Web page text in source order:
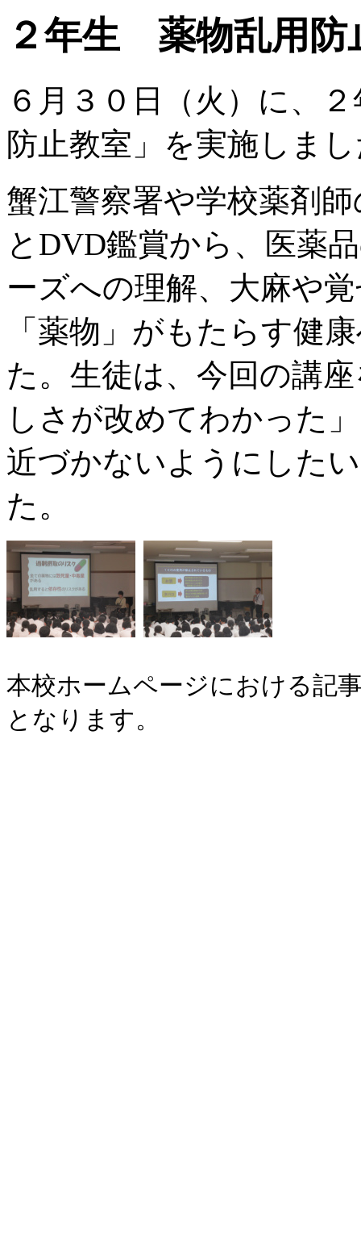
２年生 薬物乱用防
６月３０日（火）に、
防止教室」を実施しま
蟹江警察署や学校薬剤
とDVD鑑賞から、医薬
ーズへの理解、大麻や
「薬物」がもたらす健
た。生徒は、今回の講
しさが改めてわかった
近づかないようにした
た。
本校ホームページにおける記
となります。